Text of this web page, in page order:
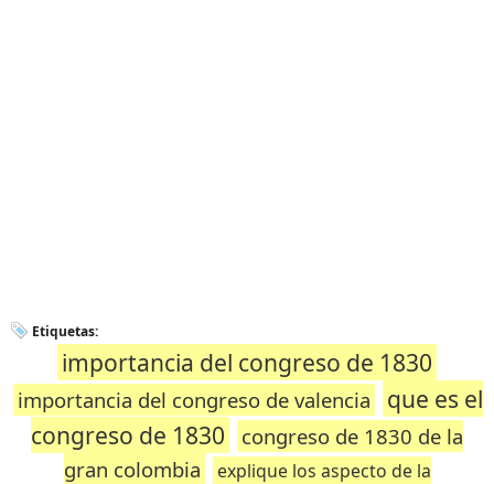
Etiquetas:
importancia del congreso de 1830
importancia del congreso de valencia
que es el
congreso de 1830
congreso de 1830 de la
gran colombia
explique los aspecto de la